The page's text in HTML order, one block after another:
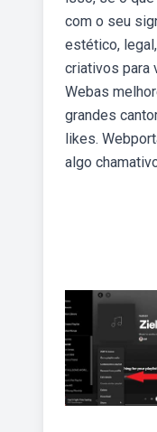
com o seu
estético,
criativos para
Webas
grandes
likes.
algo